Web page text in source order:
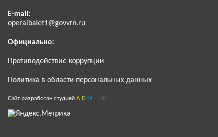
E-mail:
operaibalet1@govvrn.ru
Официально:
Противодействие коррупции
Политика в области персональных данных
Сайт разработан студией A D M - Lab